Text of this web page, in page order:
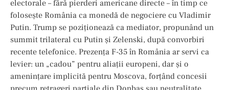
electorale – fără pierderi americane directe – în timp ce
folosește România ca monedă de negociere cu Vladimir
Putin. Trump se poziționează ca mediator, propunând un
summit trilateral cu Putin și Zelenski, după convorbiri
recente telefonice. Prezența F-35 în România ar servi ca
levier: un „cadou” pentru aliații europeni, dar și o
amenințare implicită pentru Moscova, forțând concesii